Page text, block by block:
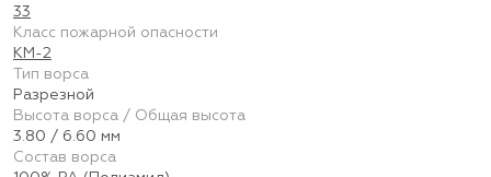
33
Класс пожарной опасности
КМ-2
Тип ворса
Разрезной
Высота ворса / Общая высота
3.80 / 6.60 мм
Состав ворса